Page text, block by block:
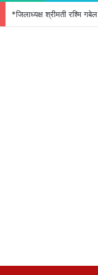
*जिलाध्यक्ष श्रीमती रश्मि